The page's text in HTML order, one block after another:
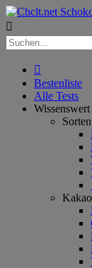


Bestenliste
Alle Tests
Wissenswert
Sorten
Kakao